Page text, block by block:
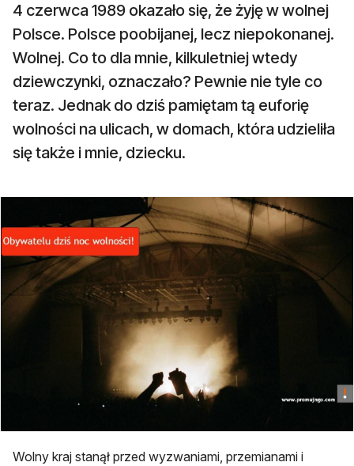
4 czerwca 1989 okazało się, że żyję w wolnej
Polsce. Polsce poobijanej, lecz niepokonanej.
Wolnej. Co to dla mnie, kilkuletniej wtedy
dziewczynki, oznaczało? Pewnie nie tyle co
teraz. Jednak do dziś pamiętam tą euforię
wolności na ulicach, w domach, która udzieliła
się także i mnie, dziecku.
Wolny kraj stanął przed wyzwaniami, przemianami i